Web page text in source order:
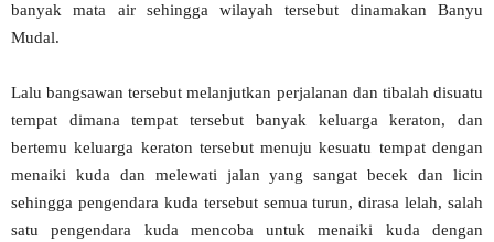
banyak mata air sehingga wilayah tersebut dinamakan Banyu
Mudal.
Lalu bangsawan tersebut melanjutkan perjalanan dan tibalah disuatu
tempat dimana tempat tersebut banyak keluarga keraton, dan
bertemu keluarga keraton tersebut menuju kesuatu tempat dengan
menaiki kuda dan melewati jalan yang sangat becek dan licin
sehingga pengendara kuda tersebut semua turun, dirasa lelah, salah
satu pengendara kuda mencoba untuk menaiki kuda dengan